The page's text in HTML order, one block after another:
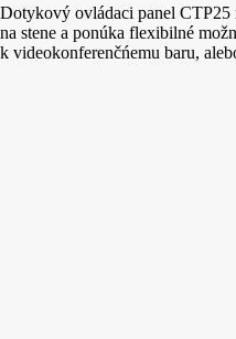
Dotykový ovládaci panel CTP25
na stene a ponúka flexibilné
k videokonferenčńemu baru,